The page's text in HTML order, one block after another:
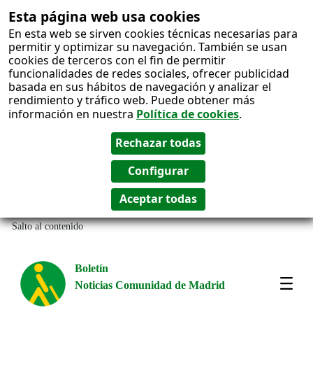
Esta página web usa cookies
En esta web se sirven cookies técnicas necesarias para
permitir y optimizar su navegación. También se usan
cookies de terceros con el fin de permitir
funcionalidades de redes sociales, ofrecer publicidad
basada en sus hábitos de navegación y analizar el
rendimiento y tráfico web. Puede obtener más
información en nuestra Política de cookies.
Salto al contenido
Boletín
Noticias Comunidad de Madrid